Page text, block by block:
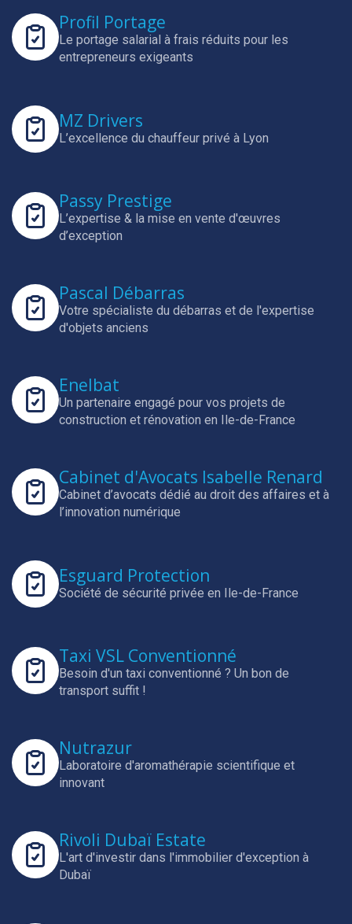
Profil Portage
Le portage salarial à frais réduits pour les
entrepreneurs exigeants
MZ Drivers
L’excellence du chauffeur privé à Lyon
Passy Prestige
L’expertise & la mise en vente d'œuvres
d’exception
Pascal Débarras
Votre spécialiste du débarras et de l'expertise
d'objets anciens
Enelbat
Un partenaire engagé pour vos projets de
construction et rénovation en Ile-de-France
Cabinet d'Avocats Isabelle Renard
Cabinet d’avocats dédié au droit des affaires et à
l’innovation numérique
Esguard Protection
Société de sécurité privée en Ile-de-France
Taxi VSL Conventionné
Besoin d'un taxi conventionné ? Un bon de
transport suffit !
Nutrazur
Laboratoire d'aromathérapie scientifique et
innovant
Rivoli Dubaï Estate
L'art d'investir dans l'immobilier d'exception à
Dubaï